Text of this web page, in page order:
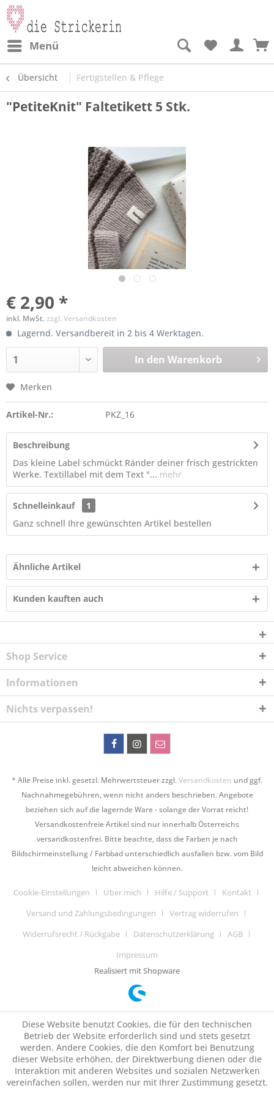
Menü
Übersicht Fertigstellen & Pflege
"PetiteKnit" Faltetikett 5 Stk.
€ 2,90 *
inkl. MwSt.zzgl. Versandkosten
Lagernd. Versandbereit in 2 bis 4 Werktagen.
In den Warenkorb
Merken
Artikel-Nr.: PKZ_16
Beschreibung
Das kleine Label schmückt Ränder deiner frisch gestrickten
Werke. Textillabel mit dem Text "... mehr
Schnelleinkauf
1
Ganz schnell Ihre gewünschten Artikel bestellen
Ähnliche Artikel
Kunden kauften auch
Shop Service
Informationen
Nichts verpassen!
* Alle Preise inkl. gesetzl. Mehrwertsteuer zzgl.Versandkosten und ggf.
Nachnahmegebühren, wenn nicht anders beschrieben. Angebote
beziehen sich auf die lagernde Ware - solange der Vorrat reicht!
Versandkostenfreie Artikel sind nur innerhalb Österreichs
versandkostenfrei. Bitte beachte, dass die Farben je nach
Bildschirmeinstellung / Farbbad unterschiedlich ausfallen bzw. vom Bild
leicht abweichen können.
Cookie-Einstellungen Über mich Hilfe / Support
Kontakt
Versand und Zahlungsbedingungen
Vertrag widerrufen
Widerrufsrecht / Rückgabe
Datenschutzerklärung
AGB
Impressum
Realisiert mit Shopware
Diese Website benutzt Cookies, die für den technischen
Betrieb der Website erforderlich sind und stets gesetzt
werden. Andere Cookies, die den Komfort bei Benutzung
dieser Website erhöhen, der Direktwerbung dienen oder die
Interaktion mit anderen Websites und sozialen Netzwerken
vereinfachen sollen, werden nur mit Ihrer Zustimmung gesetzt.